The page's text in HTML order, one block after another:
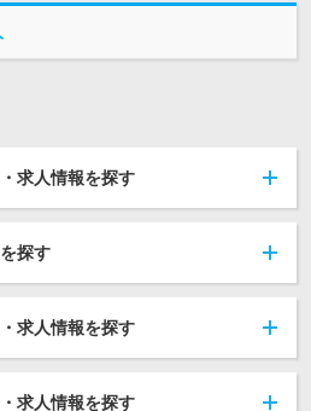
求人情報を探す
探す
求人情報を探す
求人情報を探す